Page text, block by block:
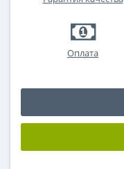
Оплата